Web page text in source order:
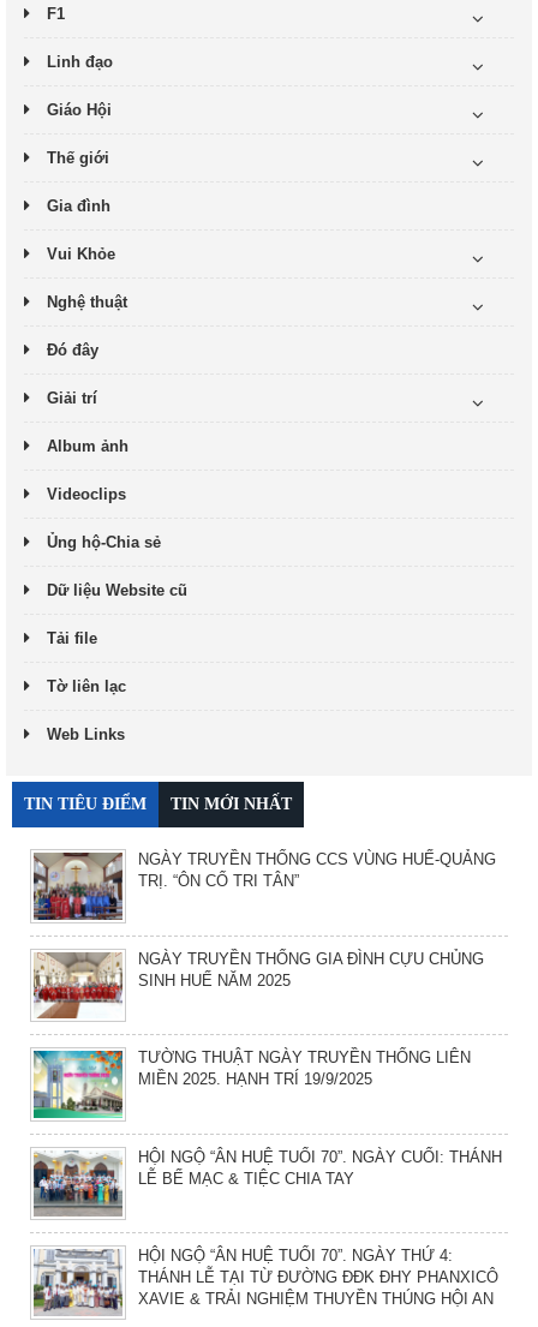
F1
Linh đạo
Giáo Hội
Thế giới
Gia đình
Vui Khỏe
Nghệ thuật
Đó đây
Giải trí
Album ảnh
Videoclips
Ủng hộ-Chia sẻ
Dữ liệu Website cũ
Tải file
Tờ liên lạc
Web Links
TIN TIÊU ĐIỂM TIN MỚI NHẤT
NGÀY TRUYỀN THỐNG CCS VÙNG HUẾ-QUẢNG
TRỊ. “ÔN CỐ TRI TÂN”
NGÀY TRUYỀN THỐNG GIA ĐÌNH CỰU CHỦNG
SINH HUẾ NĂM 2025
TƯỜNG THUẬT NGÀY TRUYỀN THỐNG LIÊN
MIỀN 2025. HẠNH TRÍ 19/9/2025
HỘI NGỘ “ÂN HUỆ TUỔI 70”. NGÀY CUỐI: THÁNH
LỄ BẾ MẠC & TIỆC CHIA TAY
HỘI NGỘ “ÂN HUỆ TUỔI 70”. NGÀY THỨ 4:
THÁNH LỄ TẠI TỪ ĐƯỜNG ĐĐK ĐHY PHANXICÔ
XAVIE & TRẢI NGHIỆM THUYỀN THÚNG HỘI AN